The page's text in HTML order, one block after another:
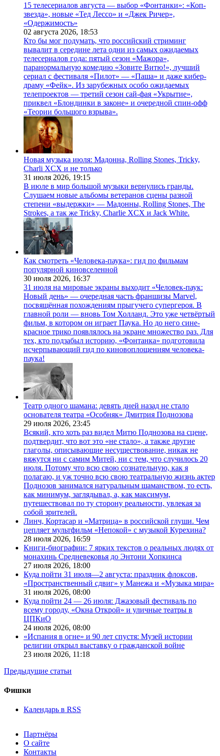
15 телесериалов августа — выбор «Фонтанки»: «Коп-
звезда», новые «Тед Лессо» и «Джек Ричер»,
«Одержимость»
02 августа 2026, 18:53
Кто бы мог подумать, что российский стриминг
вывалит в середине лета одни из самых ожидаемых
телесериалов года: пятый сезон «Мажора»,
паранормальную комедию «Зовите Витю!», лучший
сериал с фестиваля «Пилот» — «Паша» и даже кибер-
драму «Фейк». Из зарубежных особо ожидаемых
телепроектов — третий сезон сай-фая «Укрытие»,
приквел «Блондинки в законе» и очередной спин-офф
«Теории большого взрыва».
Новая музыка июля: Мадонна, Rolling Stones, Tricky,
Charli XCX и не только
31 июля 2026, 19:15
В июле в мир большой музыки вернулись гранды.
Слушаем новые альбомы ветеранов сцены разной
степени «выдержки» — Мадонны, Rolling Stones, The
Strokes, а так же Tricky, Charlie XCX и Jack White.
Как смотреть «Человека-паука»: гид по фильмам
популярной киновселенной
30 июля 2026, 16:37
31 июля на мировые экраны выходит «Человек-паук:
Новый день» — очередная часть франшизы Marvel,
посвящённая похождениям прыгучего супергероя. В
главной роли — вновь Том Холланд. Это уже четвёртый
фильм, в котором он играет Паука. Но до него сине-
красное трико появлялось на экране множество раз. Для
тех, кто подзабыл историю, «Фонтанка» подготовила
исчерпывающий гид по киновоплощениям человека-
паука!
Театр одного шамана: девять дней назад не стало
основателя театра «Особняк» Дмитрия Поднозова
29 июля 2026, 23:45
Всякий, кто хоть раз видел Митю Поднозова на сцене,
подтвердит, что вот это «не стало», а также другие
глаголы, описывающие несуществование, никак не
вяжутся ни с самим Митей, ни с тем, что случилось 20
июля. Потому что всю свою сознательную, как я
полагаю, и уж точно всю свою театральную жизнь актер
Поднозов занимался натуральным шаманством, то есть,
как минимум, заглядывал, а, как максимум,
путешествовал по ту сторону реальности, увлекая за
собой зрителей.
Линч, Кортасар и «Матрица» в российской глуши. Чем
цепляет мультфильм «Непокой» с музыкой Курехина?
28 июля 2026, 16:59
Книги-биографии: 7 ярких текстов о реальных людях от
монахинь Средневековья до Энтони Хопкинса
27 июля 2026, 18:00
Куда пойти 31 июля—2 августа: праздник флоксов,
«Пространственный сдвиг» у Манежа и «Музыка мира»
31 июля 2026, 08:00
Куда пойти 24 — 26 июля: Джазовый фестиваль по
всему городу, «Окна Открой» и уличные театры в
ЦПКиО
24 июля 2026, 08:00
«Испания в огне» и 90 лет спустя: Музей истории
религии открыл выставку о гражданской войне
23 июля 2026, 11:18
Предыдущие статьи
Фишки
Календарь в RSS
Партнёры
О сайте
Контакты